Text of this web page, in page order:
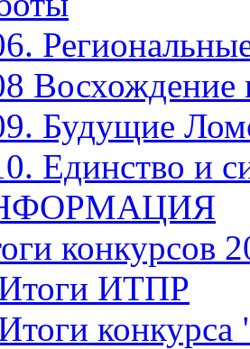
Восхождение
Будущие
Единство и
конкурсов
ИТПР